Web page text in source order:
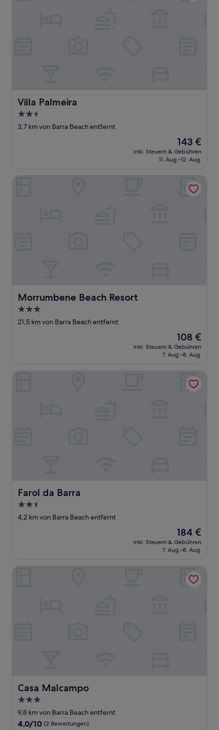
Villa Palmeira
Villa Palmeira
2.5-
Sterne-
3,7 km von Barra Beach entfernt
Der
Preis
beträgt
143 €
inkl. Steuern & Gebühren
11. Aug.–12. Aug.
Morrumbene Beach Resort
Morrumbene Beach Resort
3.0-
Sterne-
21,5 km von Barra Beach entfernt
Der
Preis
beträgt
108 €
inkl. Steuern & Gebühren
7. Aug.–8. Aug.
Farol da Barra
Farol da Barra
2.5-
Sterne-
4,2 km von Barra Beach entfernt
Der
Preis
beträgt
184 €
inkl. Steuern & Gebühren
7. Aug.–8. Aug.
Casa Malcampo
Casa Malcampo
3.0-
Sterne-
Unterkunft
9,8 km von Barra Beach entfernt
4.0
4,0/10 (2 Bewertungen)